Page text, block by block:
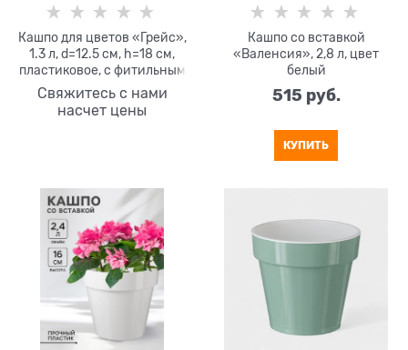
Кашпо для цветов «Грейс»,
1.3 л, d=12.5 см, h=18 см,
пластиковое, с фитильным
поливом, со вставкой, белое
Свяжитесь с нами
насчет цены
Кашпо со вставкой
«Валенсия», 2,8 л, цвет
белый
515 руб.
КУПИТЬ